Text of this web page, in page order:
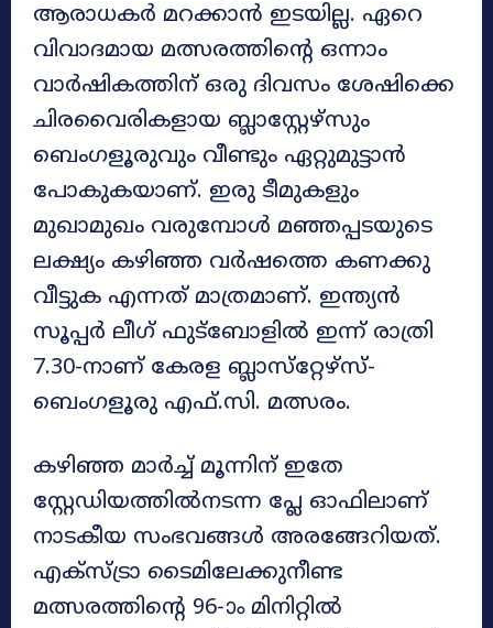
ആരാധകർ മറക്കാൻ ഇടയില്ല. ഏറെ
വിവാദമായ മത്സരത്തിന്റെ ഒന്നാം
വാർഷികത്തിന് ഒരു ദിവസം ശേഷിക്കെ
ചിരവൈരികളായ ബ്ലാസ്റ്റേഴ്സും
ബെംഗളൂരുവും വീണ്ടും ഏറ്റുമുട്ടാൻ
പോകുകയാണ്. ഇരു ടീമുകളും
മുഖാമുഖം വരുമ്പോൾ മഞ്ഞപ്പടയുടെ
ലക്ഷ്യം കഴിഞ്ഞ വർഷത്തെ കണക്കു
വീട്ടുക എന്നത് മാത്രമാണ്. ഇന്ത്യൻ
സൂപ്പർ ലീഗ് ഫുട്‌ബോളിൽ ഇന്ന് രാത്രി
7.30-നാണ് കേരള ബ്ലാസ്‌റ്റേഴ്‌സ്-
ബെംഗളൂരു എഫ്.സി. മത്സരം.
കഴിഞ്ഞ മാർച്ച് മൂന്നിന് ഇതേ
സ്റ്റേഡിയത്തിൽനടന്ന പ്ലേ ഓഫിലാണ്
നാടകീയ സംഭവങ്ങൾ അരങ്ങേറിയത്.
എക്‌സ്ട്രാ ടൈമിലേക്കുനീണ്ട
മത്സരത്തിന്റെ 96-ാം മിനിറ്റിൽ